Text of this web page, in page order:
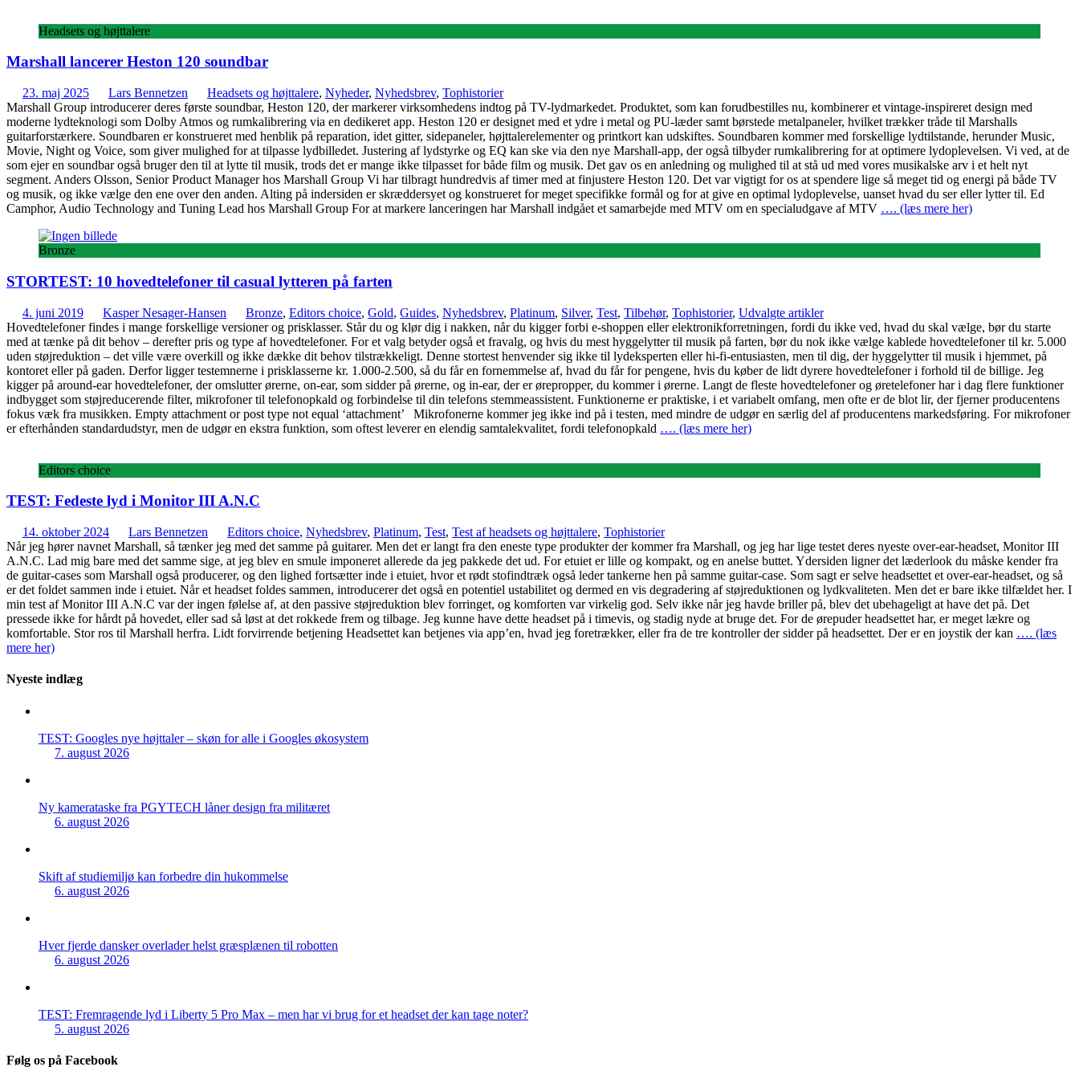
Headsets og højttalere
Marshall lancerer Heston 120 soundbar
23. maj 2025 Lars Bennetzen Headsets og højttalere, Nyheder, Nyhedsbrev, Tophistorier
Marshall Group introducerer deres første soundbar, Heston 120, der markerer virksomhedens indtog på TV-lydmarkedet. Produktet, som kan forudbestilles nu, kombinerer et vintage-inspireret design med
moderne lydteknologi som Dolby Atmos og rumkalibrering via en dedikeret app. Heston 120 er designet med et ydre i metal og PU-læder samt børstede metalpaneler, hvilket trækker tråde til Marshalls
guitarforstærkere. Soundbaren er konstrueret med henblik på reparation, idet gitter, sidepaneler, højttalerelementer og printkort kan udskiftes. Soundbaren kommer med forskellige lydtilstande, herunder Music,
Movie, Night og Voice, som giver mulighed for at tilpasse lydbilledet. Justering af lydstyrke og EQ kan ske via den nye Marshall-app, der også tilbyder rumkalibrering for at optimere lydoplevelsen. Vi ved, at de
som ejer en soundbar også bruger den til at lytte til musik, trods det er mange ikke tilpasset for både film og musik. Det gav os en anledning og mulighed til at stå ud med vores musikalske arv i et helt nyt
segment. Anders Olsson, Senior Product Manager hos Marshall Group Vi har tilbragt hundredvis af timer med at finjustere Heston 120. Det var vigtigt for os at spendere lige så meget tid og energi på både TV
og musik, og ikke vælge den ene over den anden. Alting på indersiden er skræddersyet og konstrueret for meget specifikke formål og for at give en optimal lydoplevelse, uanset hvad du ser eller lytter til. Ed
Camphor, Audio Technology and Tuning Lead hos Marshall Group For at markere lanceringen har Marshall indgået et samarbejde med MTV om en specialudgave af MTV …. (læs mere her)
Bronze
STORTEST: 10 hovedtelefoner til casual lytteren på farten
4. juni 2019 Kasper Nesager-Hansen Bronze, Editors choice, Gold, Guides, Nyhedsbrev, Platinum, Silver, Test, Tilbehør, Tophistorier, Udvalgte artikler
Hovedtelefoner findes i mange forskellige versioner og prisklasser. Står du og klør dig i nakken, når du kigger forbi e-shoppen eller elektronikforretningen, fordi du ikke ved, hvad du skal vælge, bør du starte
med at tænke på dit behov – derefter pris og type af hovedtelefoner. For et valg betyder også et fravalg, og hvis du mest hyggelytter til musik på farten, bør du nok ikke vælge kablede hovedtelefoner til kr. 5.000
uden støjreduktion – det ville være overkill og ikke dække dit behov tilstrækkeligt. Denne stortest henvender sig ikke til lydeksperten eller hi-fi-entusiasten, men til dig, der hyggelytter til musik i hjemmet, på
kontoret eller på gaden. Derfor ligger testemnerne i prisklasserne kr. 1.000-2.500, så du får en fornemmelse af, hvad du får for pengene, hvis du køber de lidt dyrere hovedtelefoner i forhold til de billige. Jeg
kigger på around-ear hovedtelefoner, der omslutter ørerne, on-ear, som sidder på ørerne, og in-ear, der er ørepropper, du kommer i ørerne. Langt de fleste hovedtelefoner og øretelefoner har i dag flere funktioner
indbygget som støjreducerende filter, mikrofoner til telefonopkald og forbindelse til din telefons stemmeassistent. Funktionerne er praktiske, i et variabelt omfang, men ofte er de blot lir, der fjerner producentens
fokus væk fra musikken. Empty attachment or post type not equal ‘attachment’ Mikrofonerne kommer jeg ikke ind på i testen, med mindre de udgør en særlig del af producentens markedsføring. For mikrofoner
er efterhånden standardudstyr, men de udgør en ekstra funktion, som oftest leverer en elendig samtalekvalitet, fordi telefonopkald …. (læs mere her)
Editors choice
TEST: Fedeste lyd i Monitor III A.N.C
14. oktober 2024 Lars Bennetzen Editors choice, Nyhedsbrev, Platinum, Test, Test af headsets og højttalere, Tophistorier
Når jeg hører navnet Marshall, så tænker jeg med det samme på guitarer. Men det er langt fra den eneste type produkter der kommer fra Marshall, og jeg har lige testet deres nyeste over-ear-headset, Monitor III
A.N.C. Lad mig bare med det samme sige, at jeg blev en smule imponeret allerede da jeg pakkede det ud. For etuiet er lille og kompakt, og en anelse buttet. Ydersiden ligner det læderlook du måske kender fra
de guitar-cases som Marshall også producerer, og den lighed fortsætter inde i etuiet, hvor et rødt stofindtræk også leder tankerne hen på samme guitar-case. Som sagt er selve headsettet et over-ear-headset, og så
er det foldet sammen inde i etuiet. Når et headset foldes sammen, introducerer det også en potentiel ustabilitet og dermed en vis degradering af støjreduktionen og lydkvaliteten. Men det er bare ikke tilfældet her. I
min test af Monitor III A.N.C var der ingen følelse af, at den passive støjreduktion blev forringet, og komforten var virkelig god. Selv ikke når jeg havde briller på, blev det ubehageligt at have det på. Det
pressede ikke for hårdt på hovedet, eller sad så løst at det rokkede frem og tilbage. Jeg kunne have dette headset på i timevis, og stadig nyde at bruge det. For de ørepuder headsettet har, er meget lækre og
komfortable. Stor ros til Marshall herfra. Lidt forvirrende betjening Headsettet kan betjenes via app’en, hvad jeg foretrækker, eller fra de tre kontroller der sidder på headsettet. Der er en joystik der kan …. (læs
mere her)
Nyeste indlæg
TEST: Googles nye højttaler – skøn for alle i Googles økosystem
7. august 2026
Ny kamerataske fra PGYTECH låner design fra militæret
6. august 2026
Skift af studiemiljø kan forbedre din hukommelse
6. august 2026
Hver fjerde dansker overlader helst græsplænen til robotten
6. august 2026
TEST: Fremragende lyd i Liberty 5 Pro Max – men har vi brug for et headset der kan tage noter?
5. august 2026
Følg os på Facebook